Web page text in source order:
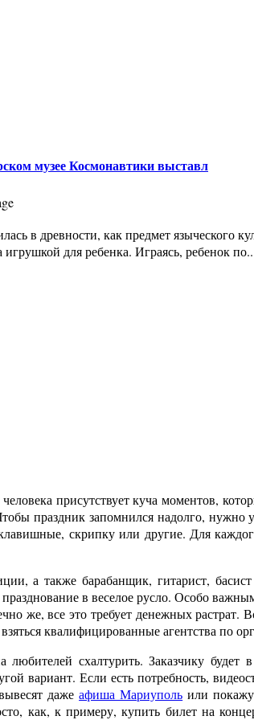
музее Космонавтики выставл
в древности, как предмет языческого
игрушкой для ребенка. Играясь, ребенок
присутствует куча моментов,
праздник запомнился надолго, нужно
скрипку или другие. Для
а также барабанщик, гитарист,
в веселое русло. Особо
же, все это требует денежных растрат.
квалифицированные агентства по
схалтурить. Заказчику
вариант. Если есть потребность,
дажеафиша Мариуполь или
как, к примеру, купить билет на